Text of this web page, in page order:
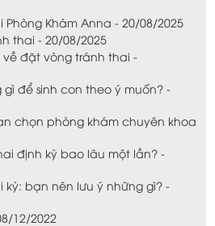
Khám Anna - 20/08/2025
thai - 20/08/2025
đặt vòng tránh thai -
để sinh con theo ý muốn? -
chọn phòng khám chuyên khoa
định kỳ bao lâu một lần? -
kỳ: bạn nên lưu ý những gì? -
12/2022